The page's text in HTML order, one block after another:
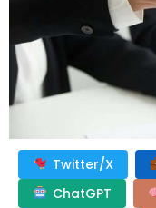
Twitter/X
ChatGPT